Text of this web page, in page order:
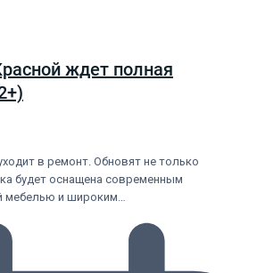
ждет полная
в ремонт. Обновят не только
будет оснащена современным
мебелью и широким…